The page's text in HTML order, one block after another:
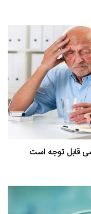
قابل توجه است